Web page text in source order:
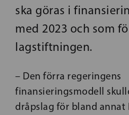
ska göras i
med 2023 och som
lagstiftningen.
– Den förra regeringens
finansieringsmodell
dråpslag för bland annat